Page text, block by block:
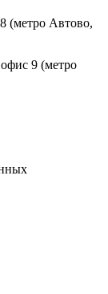
(метро Автово,
9 (метро